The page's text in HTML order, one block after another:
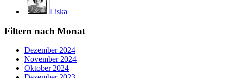
Liska
Filtern nach Monat
Dezember 2024
November 2024
Oktober 2024